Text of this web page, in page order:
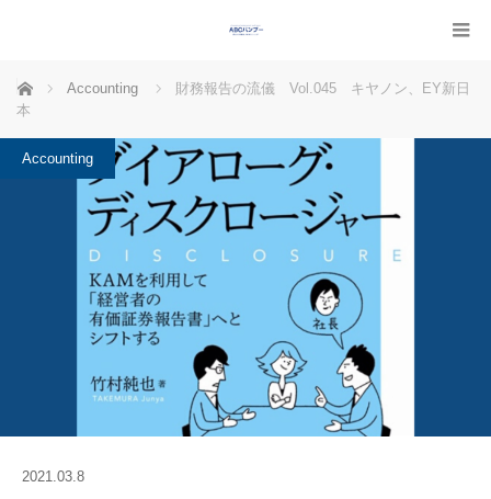
ホーム Accounting
財務報告の流儀 Vol.045 キヤノン、EY新日
本
Accounting
2021.03.8